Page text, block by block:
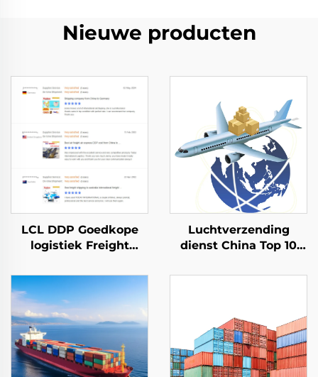
Nieuwe producten
LCL DDP Goedkope
logistiek Freight
Goederenverzending
tarieven Dienst vanuit
China Shenzhen naar
Canada
Luchtverzending
dienst China Top 10
Goedkope verzending
Deur-tot-deur